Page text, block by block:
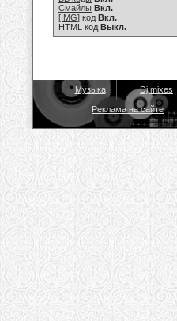
Смайлы Вкл.
[IMG] код Вкл.
HTML код Выкл.
Музыка Dj mixes
Реклама на сайте